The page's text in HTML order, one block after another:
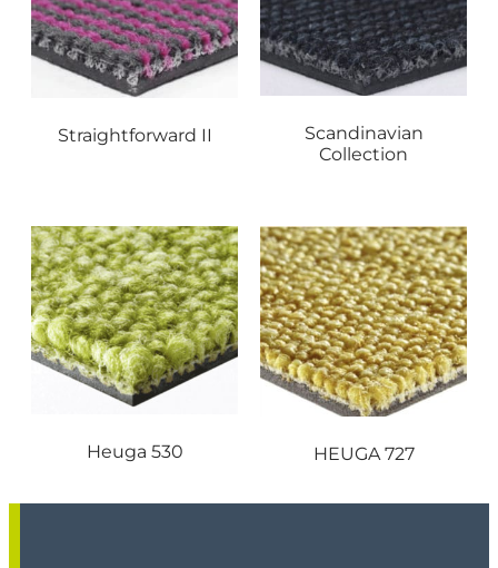
Straightforward II
Scandinavian
Collection
Heuga 530 HEUGA 727